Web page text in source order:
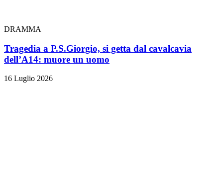
DRAMMA
Tragedia a P.S.Giorgio, si getta dal cavalcavia
dell’A14: muore un uomo
16 Luglio 2026